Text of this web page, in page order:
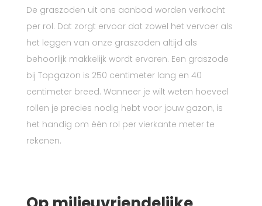
De graszoden uit ons aanbod worden verkocht
per rol. Dat zorgt ervoor dat zowel het vervoer als
het leggen van onze graszoden altijd als
behoorlijk makkelijk wordt ervaren. Een graszode
bij Topgazon is 250 centimeter lang en 40
centimeter breed. Wanneer je wilt weten hoeveel
rollen je precies nodig hebt voor jouw gazon, is
het handig om één rol per vierkante meter te
rekenen.